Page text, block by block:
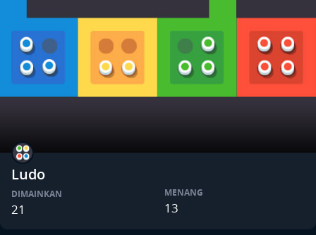
Ludo
DIMAINKAN
21
MENANG
13